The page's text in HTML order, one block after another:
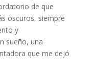
de que
oscuros, siempre
y
sueño, una
que me dejó